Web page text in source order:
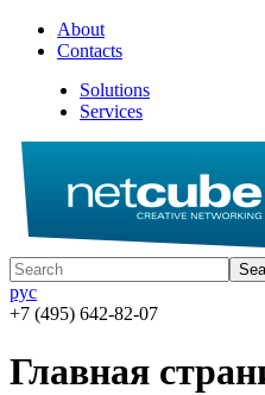
About
Contacts
Solutions
Services
рус
+7 (495) 642-82-07
Главная